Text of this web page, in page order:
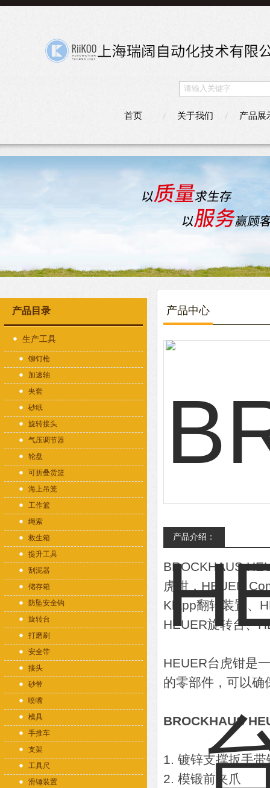
首页 关于我们 产品展
产品目录
生产工具
铆钉枪
加速轴
夹套
砂纸
旋转接头
气压调节器
轮盘
可折叠货篮
海上吊笼
工作篮
绳索
救生箱
提升工具
刮泥器
储存箱
防坠安全钩
旋转台
打磨刷
安全带
接头
砂带
喷嘴
模具
手推车
支架
工具尺
滑锤装置
产品中心
产品介绍：
BROCKHAUS
虎钳，HEUER
Klapp翻转装置、
HEUER旋转台、
HEUER台虎钳是
的零部件，可以确
BROCKHAUS
1. 镀锌支撑扳手
2. 模锻前夹爪